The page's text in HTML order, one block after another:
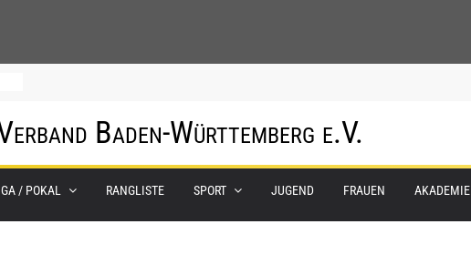
Baden-Württemberg e.V.
/ POKAL RANGLISTE SPORT JUGEND FRAUEN AKADEMIE